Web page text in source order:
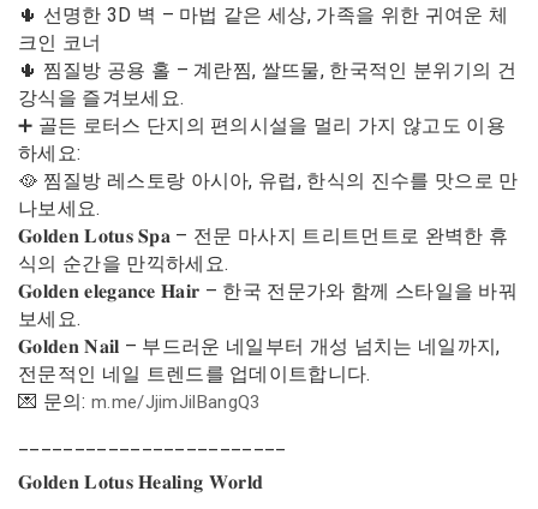
🌵 선명한 3D 벽 – 마법 같은 세상, 가족을 위한 귀여운 체
크인 코너
🌵 찜질방 공용 홀 – 계란찜, 쌀뜨물, 한국적인 분위기의 건
강식을 즐겨보세요.
➕ 골든 로터스 단지의 편의시설을 멀리 가지 않고도 이용
하세요:
🥘 찜질방 레스토랑 아시아, 유럽, 한식의 진수를 맛으로 만
나보세요.
𝐆𝐨𝐥𝐝𝐞𝐧 𝐋𝐨𝐭𝐮𝐬 𝐒𝐩𝐚 – 전문 마사지 트리트먼트로 완벽한 휴
식의 순간을 만끽하세요.
𝐆𝐨𝐥𝐝𝐞𝐧 𝐞𝐥𝐞𝐠𝐚𝐧𝐜𝐞 𝐇𝐚𝐢𝐫 – 한국 전문가와 함께 스타일을 바꿔
보세요.
𝐆𝐨𝐥𝐝𝐞𝐧 𝐍𝐚𝐢𝐥 – 부드러운 네일부터 개성 넘치는 네일까지,
전문적인 네일 트렌드를 업데이트합니다.
💌 문의: m.me/JjimJilBangQ3
𝐆𝐨𝐥𝐝𝐞𝐧 𝐋𝐨𝐭𝐮𝐬 𝐇𝐞𝐚𝐥𝐢𝐧𝐠 𝐖𝐨𝐫𝐥𝐝